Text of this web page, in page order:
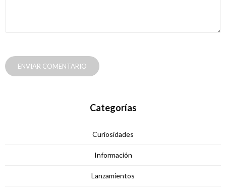
ENVIAR COMENTARIO
Categorías
Curiosidades
Información
Lanzamientos